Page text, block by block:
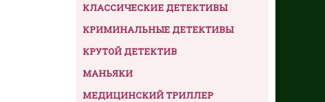
КЛАССИЧЕСКИЕ ДЕТЕКТИВЫ
КРИМИНАЛЬНЫЕ ДЕТЕКТИВЫ
КРУТОЙ ДЕТЕКТИВ
МАНЬЯКИ
МЕДИЦИНСКИЙ ТРИЛЛЕР